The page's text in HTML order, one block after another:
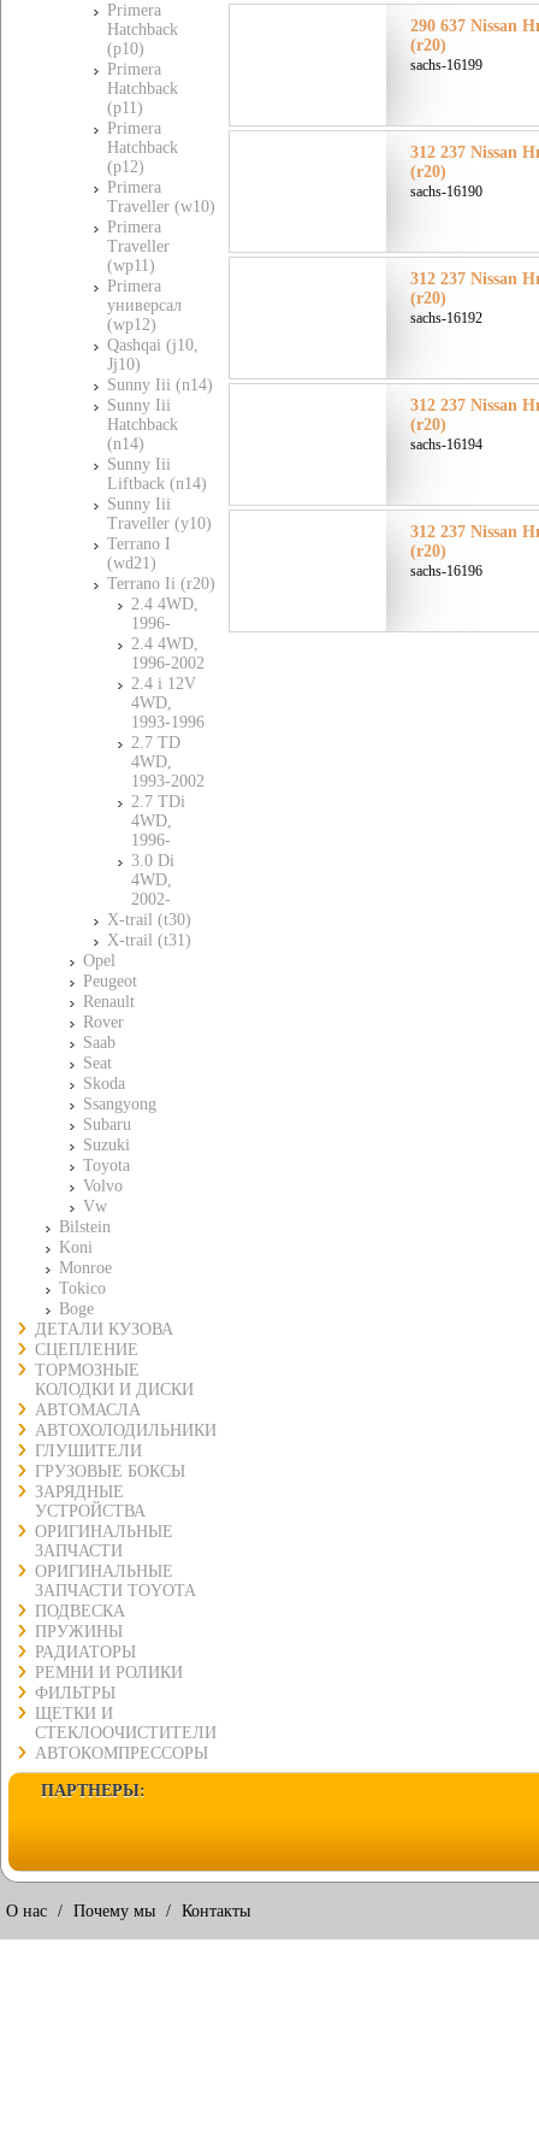
Primera
Hatchback
(p10)
Primera
Hatchback
(p11)
Primera
Hatchback
(p12)
Primera
Traveller (w10)
Primera
Traveller
(wp11)
Primera
универсал
(wp12)
Qashqai (j10,
Jj10)
Sunny Iii (n14)
Sunny Iii
Hatchback
(n14)
Sunny Iii
Liftback (n14)
Sunny Iii
Traveller (y10)
Terrano I
(wd21)
Terrano Ii (r20)
2.4 4WD,
1996-
2.4 4WD,
1996-2002
2.4 i 12V
4WD,
1993-1996
2.7 TD
4WD,
1993-2002
2.7 TDi
4WD,
1996-
3.0 Di
4WD,
2002-
X-trail (t30)
X-trail (t31)
Opel
Peugeot
Renault
Rover
Saab
Seat
Skoda
Ssangyong
Subaru
Suzuki
Toyota
Volvo
Vw
Bilstein
Koni
Monroe
Tokico
Boge
ДЕТАЛИ КУЗОВА
СЦЕПЛЕНИЕ
ТОРМОЗНЫЕ
КОЛОДКИ И ДИСКИ
АВТОМАСЛА
АВТОХОЛОДИЛЬНИКИ
ГЛУШИТЕЛИ
ГРУЗОВЫЕ БОКСЫ
ЗАРЯДНЫЕ
УСТРОЙСТВА
ОРИГИНАЛЬНЫЕ
ЗАПЧАСТИ
ОРИГИНАЛЬНЫЕ
ЗАПЧАСТИ TOYOTA
ПОДВЕСКА
ПРУЖИНЫ
РАДИАТОРЫ
РЕМНИ И РОЛИКИ
ФИЛЬТРЫ
ЩЕТКИ И
СТЕКЛООЧИСТИТЕЛИ
АВТОКОМПРЕССОРЫ
290 637 Nissan
(r20)
sachs-16199
312 237 Nissan
(r20)
sachs-16190
312 237 Nissan
(r20)
sachs-16192
312 237 Nissan
(r20)
sachs-16194
312 237 Nissan
(r20)
sachs-16196
ПАРТНЕРЫ:
О нас / Почему мы / Контакты